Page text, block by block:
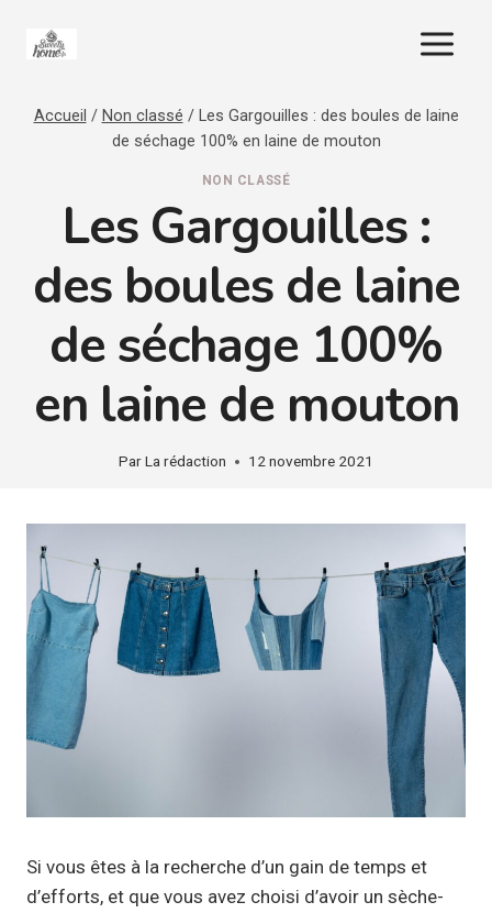
Accueil / Non classé / Les Gargouilles : des boules de laine
de séchage 100% en laine de mouton
NON CLASSÉ
Les Gargouilles :
des boules de laine
de séchage 100%
en laine de mouton
ParLa rédaction 12 novembre 2021
Si vous êtes à la recherche d’un gain de temps et
d’efforts, et que vous avez choisi d’avoir un sèche-